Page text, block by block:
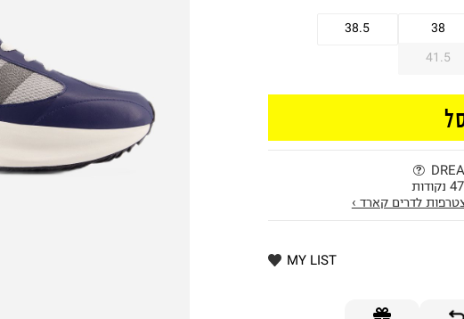
38
38.5
41.5
לדרים קארד ›
MY LIST